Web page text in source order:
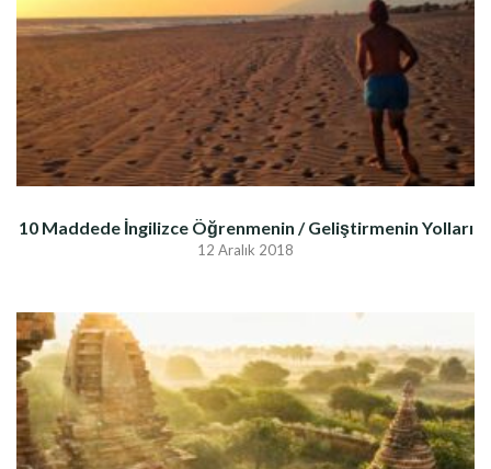
10 Maddede İngilizce Öğrenmenin / Geliştirmenin Yolları
12 Aralık 2018